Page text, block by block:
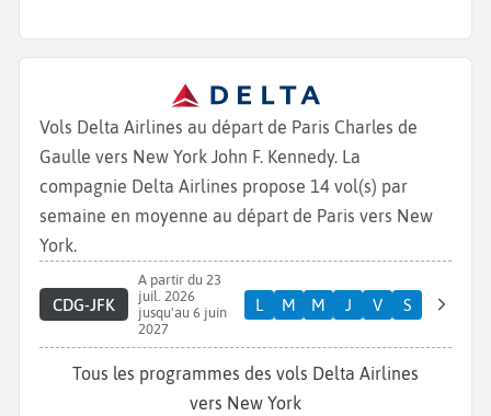
Vols Delta Airlines au départ de Paris Charles de
Gaulle vers New York John F. Kennedy. La
compagnie Delta Airlines propose 14 vol(s) par
semaine en moyenne au départ de Paris vers New
York.
CDG-JFK
A partir du 23
juil. 2026
jusqu'au 6 juin
2027
L M M J V S
Tous les programmes des vols Delta Airlines
vers New York